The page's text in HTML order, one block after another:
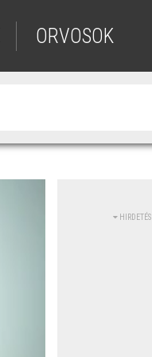
ORVOSOK
HIRDETÉS